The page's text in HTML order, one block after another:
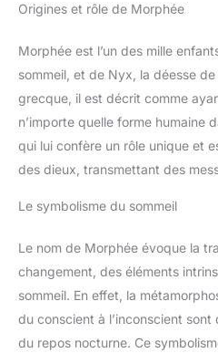
Origines et rôle de Morphée
Morphée est l’un des mille
sommeil, et de Nyx, la déesse
grecque, il est décrit comme
n’importe quelle forme humaine
qui lui confère un rôle unique et
des dieux, transmettant des
Le symbolisme du sommeil
Le nom de Morphée évoque la
changement, des éléments
sommeil. En effet, la
du conscient à l’inconscient
du repos nocturne. Ce